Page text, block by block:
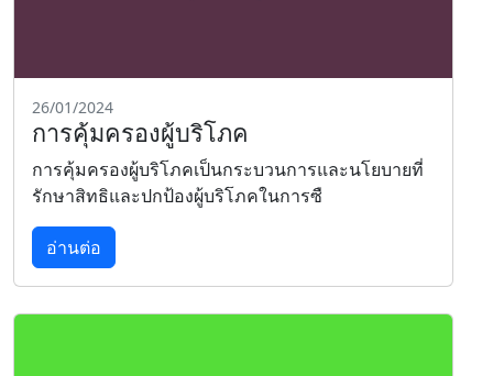
26/01/2024
การคุ้มครองผู้บริโภค
การคุ้มครองผู้บริโภคเป็นกระบวนการและนโยบายที่
รักษาสิทธิและปกป้องผู้บริโภคในการซื
อ่านต่อ